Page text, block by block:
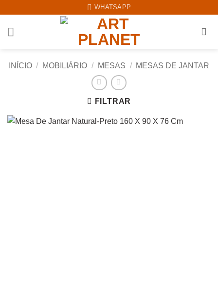
content
WHATSAPP
INÍCIO / MOBILIÁRIO / MESAS / MESAS DE JANTAR
FILTRAR